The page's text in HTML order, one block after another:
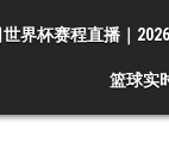
界杯赛程直播｜
篮球实